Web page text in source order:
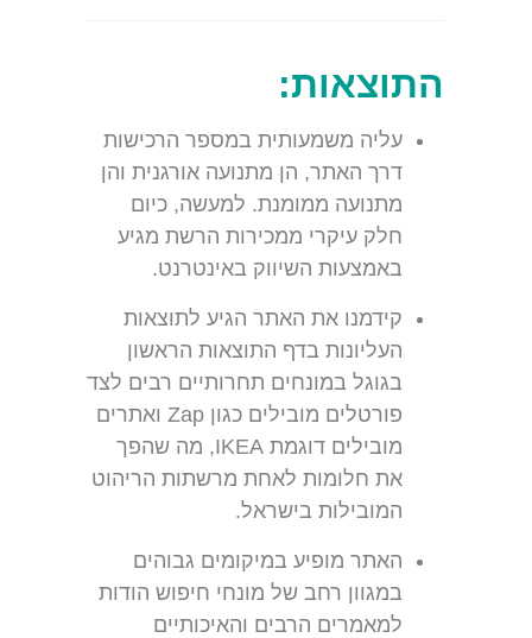
התוצאות:
עליה משמעותית במספר הרכישות
דרך האתר, הן מתנועה אורגנית והן
מתנועה ממומנת. למעשה, כיום
חלק עיקרי ממכירות הרשת מגיע
באמצעות השיווק באינטרנט.
קידמנו את האתר הגיע לתוצאות
העליונות בדף התוצאות הראשון
בגוגל במונחים תחרותיים רבים לצד
פורטלים מובילים כגון Zap ואתרים
מובילים דוגמת IKEA, מה שהפך
את חלומות לאחת מרשתות הריהוט
המובילות בישראל.
האתר מופיע במיקומים גבוהים
במגוון רחב של מונחי חיפוש הודות
למאמרים הרבים והאיכותיים